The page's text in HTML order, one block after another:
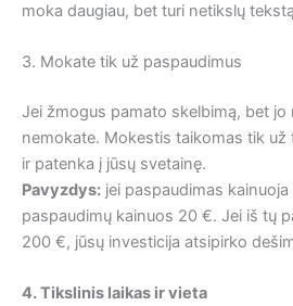
moka daugiau, bet turi netikslų
3. Mokate tik už paspaudimus
Jei žmogus pamato skelbimą, bet jo
nemokate. Mokestis taikomas tik už
ir patenka į jūsų svetainę.
Pavyzdys: jei paspaudimas
paspaudimų kainuos 20 €. Jei iš tų
200 €, jūsų investicija atsipirko
4. Tikslinis laikas ir vieta